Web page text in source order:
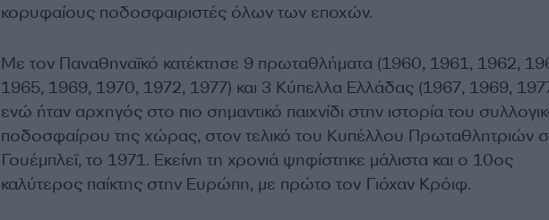
κορυφαίους ποδοσφαιριστές όλων των εποχών.
Με τον Παναθηναϊκό κατέκτησε 9 πρωταθλήματα (1960, 1961, 1962,
1965, 1969, 1970, 1972, 1977) και 3 Κύπελλα Ελλάδας (1967, 1969,
ενώ ήταν αρχηγός στο πιο σημαντικό παιχνίδι στην ιστορία του
ποδοσφαίρου της χώρας, στον τελικό του Κυπέλλου Πρωταθλητριών
Γουέμπλεϊ, το 1971. Εκείνη τη χρονιά ψηφίστηκε μάλιστα και ο 10ος
καλύτερος παίκτης στην Ευρώπη, με πρώτο τον Γιόχαν Κρόιφ.